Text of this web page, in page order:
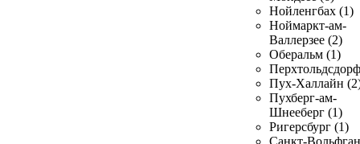
Нойленгбах (1)
Ноймаркт-ам-
Валлерзее (2)
Оберальм (1)
Пух-Халлайн
Пухберг-ам-
Шнееберг (1)
Ригерсбург (1)
Санкт-